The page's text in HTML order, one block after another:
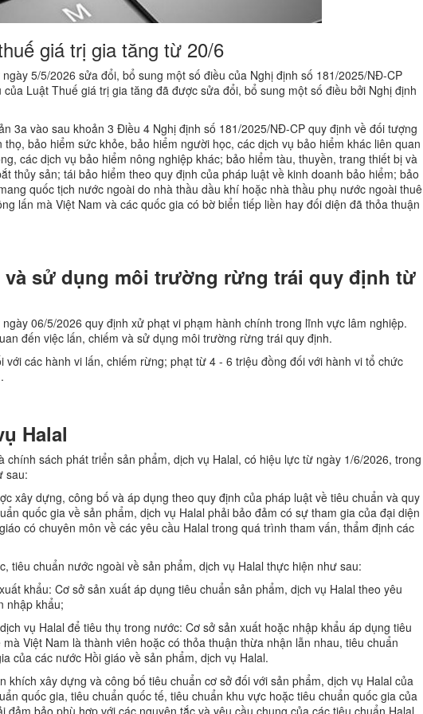
giá trị gia tăng từ 20/6
ngày 5/5/2026 sửa đổi, bổ sung một số điều của Nghị định số 181/2025/NĐ-CP
Luật Thuế giá trị gia tăng đã được sửa đổi, bổ sung một số điều bởi Nghị định
3a vào sau khoản 3 Điều 4 Nghị định số 181/2025/NĐ-CP quy định về đối tượng
bảo hiểm sức khỏe, bảo hiểm người học, các dịch vụ bảo hiểm khác liên quan
các dịch vụ bảo hiểm nông nghiệp khác; bảo hiểm tàu, thuyền, trang thiết bị và
thủy sản; tái bảo hiểm theo quy định của pháp luật về kinh doanh bảo hiểm; bảo
quốc tịch nước ngoài do nhà thầu dầu khí hoặc nhà thầu phụ nước ngoài thuê
lấn mà Việt Nam và các quốc gia có bờ biển tiếp liền hay đối diện đã thỏa thuận
và sử dụng môi trường rừng trái quy định từ
ngày 06/5/2026 quy định xử phạt vi phạm hành chính trong lĩnh vực lâm nghiệp.
đến việc lấn, chiếm và sử dụng môi trường rừng trái quy định.
các hành vi lấn, chiếm rừng; phạt từ 4 - 6 triệu đồng đối với hành vi tổ chức
Halal
chính sách phát triển sản phẩm, dịch vụ Halal, có hiệu lực từ ngày 1/6/2026, trong
sau:
xây dựng, công bố và áp dụng theo quy định của pháp luật về tiêu chuẩn và quy
quốc gia về sản phẩm, dịch vụ Halal phải bảo đảm có sự tham gia của đại diện
có chuyên môn về các yêu cầu Halal trong quá trình tham vấn, thẩm định các
tiêu chuẩn nước ngoài về sản phẩm, dịch vụ Halal thực hiện như sau:
khẩu: Cơ sở sản xuất áp dụng tiêu chuẩn sản phẩm, dịch vụ Halal theo yêu
nhập khẩu;
vụ Halal để tiêu thụ trong nước: Cơ sở sản xuất hoặc nhập khẩu áp dụng tiêu
Việt Nam là thành viên hoặc có thỏa thuận thừa nhận lẫn nhau, tiêu chuẩn
của các nước Hồi giáo về sản phẩm, dịch vụ Halal.
xây dựng và công bố tiêu chuẩn cơ sở đối với sản phẩm, dịch vụ Halal của
quốc gia, tiêu chuẩn quốc tế, tiêu chuẩn khu vực hoặc tiêu chuẩn quốc gia của
bảo phù hợp với các nguyên tắc và yêu cầu chung của các tiêu chuẩn Halal